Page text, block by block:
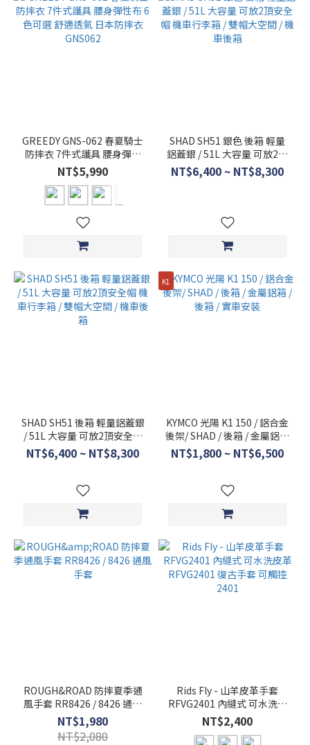
GREEDY GNS-062 春夏騎士
防摔衣 7件式護具 腰身彈性
布 6色可選 舒適透氣 日本防
摔衣 GNS062
NT$5,990
SHAD SH51 銀色 後箱 輕量
鋁蓋銀 / 51L 大容量 可放2頂
安全帽 機車行李箱 / 雙帽大
空間 / 機車後箱
NT$6,400 ~ NT$8,300
SHAD SH51 後箱 輕量鋁蓋銀
/ 51L 大容量 可放2頂安全帽
機車行李箱 / 雙帽大空間 / 機
車後箱
NT$6,400 ~ NT$8,300
K1
KYMCO 光陽 K1 150 / 鋁合金
後架/ SHAD / 後箱 / 金屬鋁箱
/ 後箱 / 實車安裝
NT$1,800 ~ NT$6,500
ROUGH&ROAD 防摔夏季通
風手套 RR8426 / 8426 通風
手套
NT$1,980
NT$2,080
Rids Fly - 山羊皮革手套
RFVG2401 內縫式 可水洗皮
革 RFVG2401 復古手套 可觸
控 2401
NT$2,400